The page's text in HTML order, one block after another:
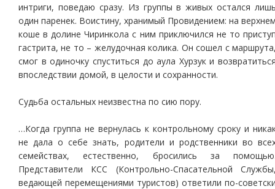
интриги, поведаю сразу. Из группы в живых остался
один паренек. Воистину, хранимый Провидением: на
коше в долине Чиринкола с ним приключился не то
гастрита, не то – желудочная колика. Он сошел с
смог в одиночку спуститься до аула Хурзук и
впоследствии домой, в целости и сохранности.
Судьба остальных неизвестна по сию пору.
…Когда группа не вернулась к контрольному сроку и
не дала о себе знать, родители и родственники во
семействах, естественно, бросились за
Представители КСС (Контрольно-Спасательной
ведающей перемещениями туристов) ответили по-